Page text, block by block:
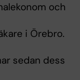
och
i Örebro.
sedan dess